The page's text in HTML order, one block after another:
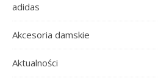
adidas
Akcesoria damskie
Aktualności